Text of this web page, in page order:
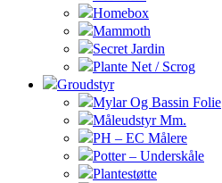
Homebox
Mammoth
Secret Jardin
Plante Net / Scrog
Groudstyr
Mylar Og Bassin Folie
Måleudstyr Mm.
PH – EC Målere
Potter – Underskåle
Plantestøtte